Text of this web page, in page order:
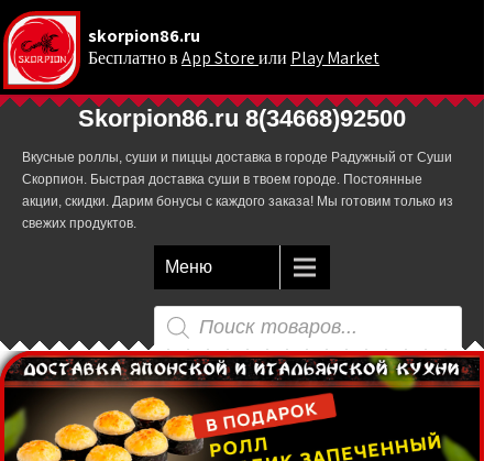
skorpion86.ru
Бесплатно вApp Storeили Play Market
Skorpion86.ru 8(34668)92500
Вкусные роллы, суши и пиццы доставка в городе Радужный от Суши
Скорпион. Быстрая доставка суши в твоем городе. Постоянные
акции, скидки. Дарим бонусы с каждого заказа! Мы готовим только из
свежих продуктов.
Меню
Поиск
товаров